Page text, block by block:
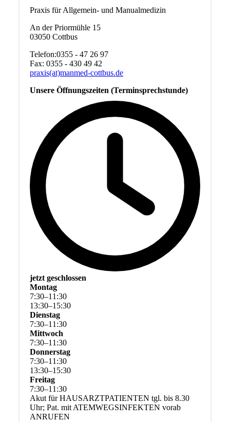
Praxis für Allgemein- und Manualmedizin
An der Priormühle 15
03050 Cottbus
Telefon:0355 - 47 26 97
Fax: 0355 - 430 49 42
praxis(at)manmed-cottbus.de
Unsere Öffnungszeiten (Terminsprechstunde)
jetzt geschlossen
Montag
7:30–11 :30
13:30–15:30
Dienstag
7:30–11 :30
Mittwoch
7:30–11 :30
Donnerstag
7:30–11 :30
13:30–15:30
Freitag
7:30–11 :30
Akut für HAUSARZTPATIENTEN tgl. bis 8.30
Uhr; Pat. mit ATEMWEGSINFEKTEN vorab
ANRUFEN